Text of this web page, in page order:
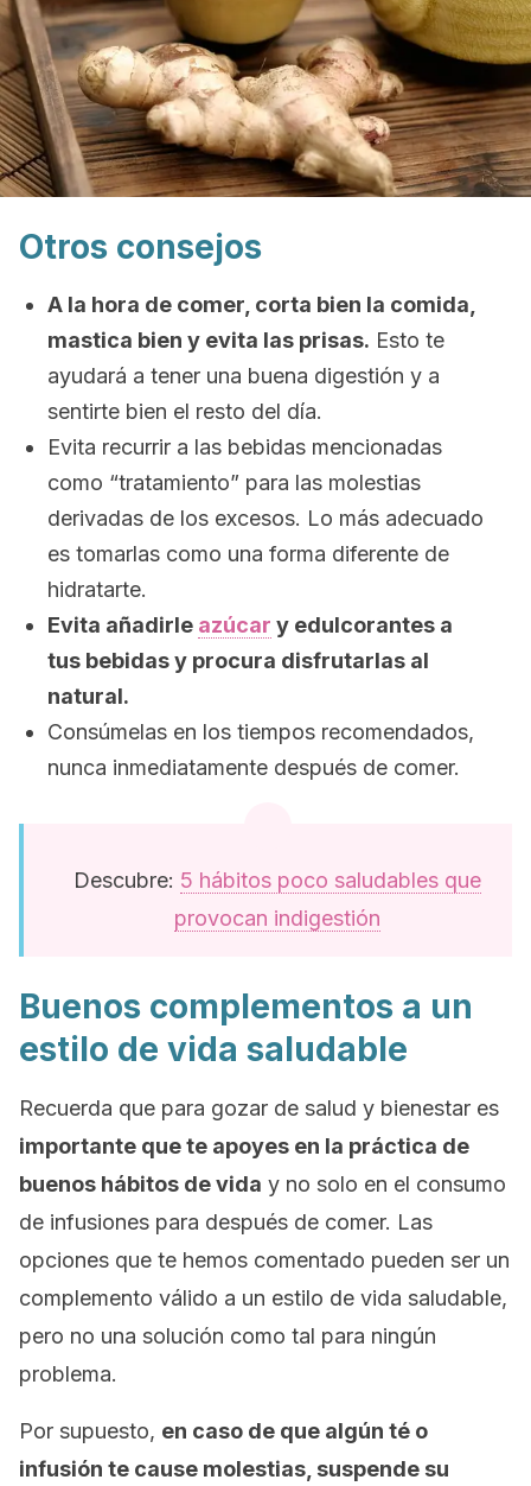
Otros consejos
A la hora de comer, corta bien la comida,
mastica bien y evita las prisas. Esto te
ayudará a tener una buena digestión y a
sentirte bien el resto del día.
Evita recurrir a las bebidas mencionadas
como “tratamiento” para las molestias
derivadas de los excesos. Lo más adecuado
es tomarlas como una forma diferente de
hidratarte.
Evita añadirle azúcar y edulcorantes a
tus bebidas y procura disfrutarlas al
natural.
Consúmelas en los tiempos recomendados,
nunca inmediatamente después de comer.
Descubre: 5 hábitos poco saludables que
provocan indigestión
Buenos complementos a un
estilo de vida saludable
Recuerda que para gozar de salud y bienestar es
importante que te apoyes en la práctica de
buenos hábitos de vida y no solo en el consumo
de infusiones para después de comer. Las
opciones que te hemos comentado pueden ser un
complemento válido a un estilo de vida saludable,
pero no una solución como tal para ningún
problema.
Por supuesto, en caso de que algún té o
infusión te cause molestias, suspende su